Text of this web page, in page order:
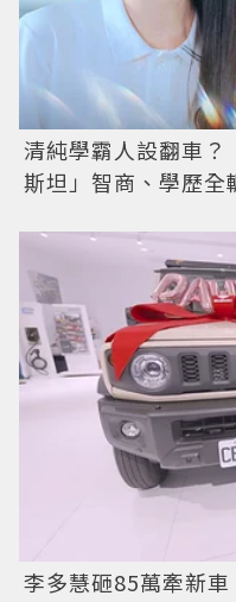
清純學霸人設翻車
斯坦」智商、學歷全
李多慧砸85萬牽新